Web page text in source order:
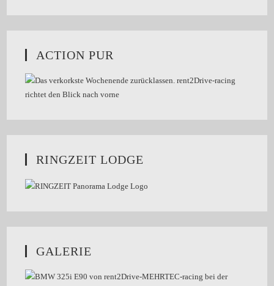
ACTION PUR
RINGZEIT LODGE
GALERIE